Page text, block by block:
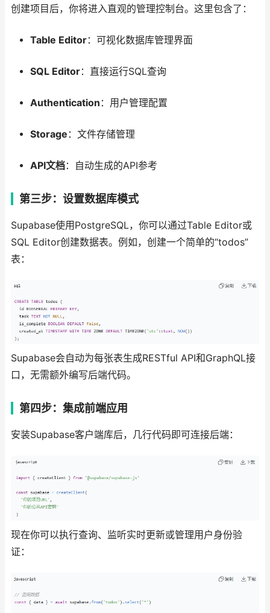
创建项目后，你将进入直观的管理控制台。这里包含了：
Table Editor：可视化数据库管理界面
SQL Editor：直接运行SQL查询
Authentication ：用户管理配置
Storage ：文件存储管理
API文档：自动生成的API参考
第三步：设置数据库模式
Supabase使用PostgreSQL，你可以通过Table Editor或
SQL Editor创建数据表。例如，创建一个简单的“todos”
表：
Supabase会自动为每张表生成RESTful API和GraphQL接
口，无需额外编写后端代码。
第四步：集成前端应用
安装Supabase客户端库后，几行代码即可连接后端：
现在你可以执行查询、监听实时更新或管理用户身份验
证：